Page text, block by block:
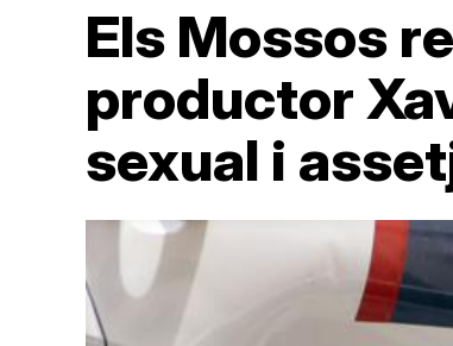
Els Mossos
productor
sexual i